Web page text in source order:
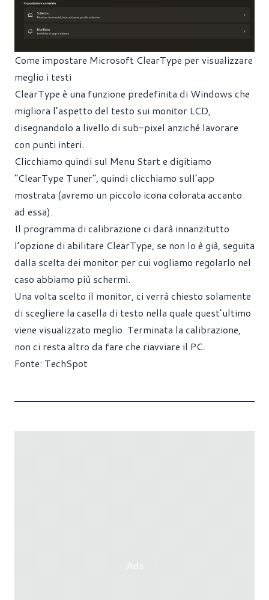
Come impostare Microsoft ClearType per visualizzare
meglio i testi
ClearType è una funzione predefinita di Windows che
migliora l’aspetto del testo sui monitor LCD,
disegnandolo a livello di sub-pixel anziché lavorare
con punti interi.
Clicchiamo quindi sul Menu Start e digitiamo
“ClearType Tuner”, quindi clicchiamo sull’app
mostrata (avremo un piccolo icona colorata accanto
ad essa).
Il programma di calibrazione ci darà innanzitutto
l’opzione di abilitare ClearType, se non lo è già, seguita
dalla scelta dei monitor per cui vogliamo regolarlo nel
caso abbiamo più schermi.
Una volta scelto il monitor, ci verrà chiesto solamente
di scegliere la casella di testo nella quale quest’ultimo
viene visualizzato meglio. Terminata la calibrazione,
non ci resta altro da fare che riavviare il PC.
Fonte: TechSpot